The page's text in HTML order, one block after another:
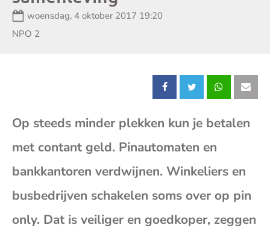
Datum:
woensdag, 4 oktober 2017 19:20
Zender:
NPO 2
Deel
dit
bericht
op
Facebook
Deel
dit
bericht
op
X
Deel
dit
op
E-
Op steeds minder plekken kun je betalen
met contant geld. Pinautomaten en
bankkantoren verdwijnen. Winkeliers en
busbedrijven schakelen soms over op pin
only. Dat is veiliger en goedkoper, zeggen